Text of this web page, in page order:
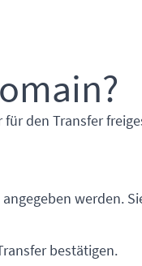
den Transfer
werden.
bestätigen.